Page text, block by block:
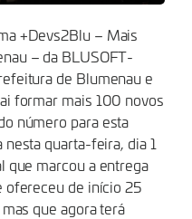
+Devs2Blu – Mais
– da BLUSOFT-
de Blumenau e
formar mais 100 novos
número para esta
quarta-feira, dia 1
que marcou a entrega
ofereceu de início 25
que agora terá